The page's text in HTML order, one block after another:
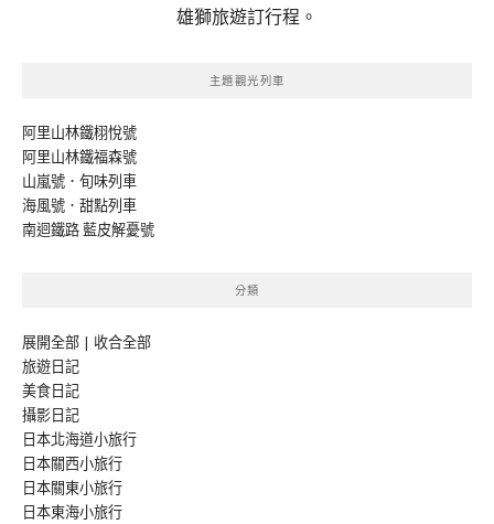
雄獅旅遊訂行程。
主題觀光列車
阿里山林鐵栩悅號
阿里山林鐵福森號
山嵐號．旬味列車
海風號．甜點列車
南迴鐵路 藍皮解憂號
分類
展開全部 | 收合全部
旅遊日記
美食日記
攝影日記
日本北海道小旅行
日本關西小旅行
日本關東小旅行
日本東海小旅行